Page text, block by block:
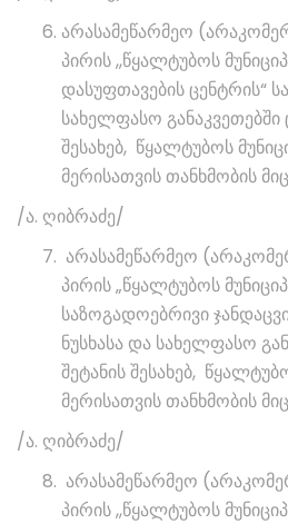
არასამეწარმეო
პირის ,,წყალტუბოს
დასუფთავების ცენტრის“
სახელფასო
შესახებ, წყალტუბოს
მერისათვის თანხმობის
/ა. ღიბრაძე/
არასამეწარმეო
პირის „წყალტუბოს
საზოგადოებრივი
ნუსხასა და სახელფასო
შეტანის შესახებ,
მერისათვის თანხმობის
/ა. ღიბრაძე/
არასამეწარმეო
პირის ,,წყალტუბოს